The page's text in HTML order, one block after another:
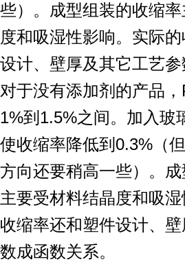
些）。成型组装的收缩
度和吸湿性影响。实际
设计、壁厚及其它工艺参
对于没有添加剂的产品
1%到1.5%之间。加入玻
使收缩率降低到0.3%（
方向还要稍高一些）。
主要受材料结晶度和吸
收缩率还和塑件设计、
数成函数关系。